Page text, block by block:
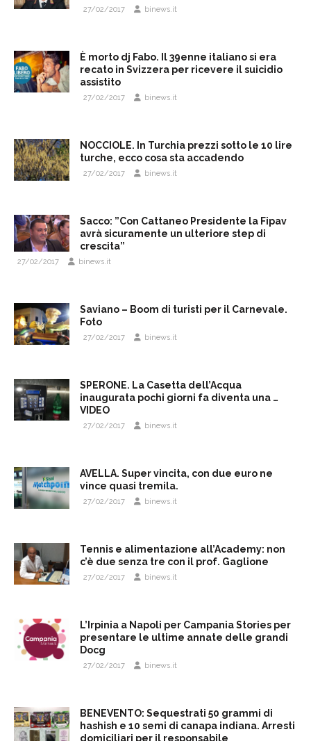
27/02/2017 binews.it
È morto dj Fabo. Il 39enne italiano si era
recato in Svizzera per ricevere il suicidio
assistito
27/02/2017 binews.it
NOCCIOLE. In Turchia prezzi sotto le 10 lire
turche, ecco cosa sta accadendo
27/02/2017 binews.it
Sacco: ”Con Cattaneo Presidente la Fipav
avrà sicuramente un ulteriore step di
crescita”
27/02/2017 binews.it
Saviano – Boom di turisti per il Carnevale.
Foto
27/02/2017 binews.it
SPERONE. La Casetta dell’Acqua
inaugurata pochi giorni fa diventa una …
VIDEO
27/02/2017 binews.it
AVELLA. Super vincita, con due euro ne
vince quasi tremila.
27/02/2017 binews.it
Tennis e alimentazione all’Academy: non
c’è due senza tre con il prof. Gaglione
27/02/2017 binews.it
L’Irpinia a Napoli per Campania Stories per
presentare le ultime annate delle grandi
Docg
27/02/2017 binews.it
BENEVENTO: Sequestrati 50 grammi di
hashish e 10 semi di canapa indiana. Arresti
domiciliari per il responsabile